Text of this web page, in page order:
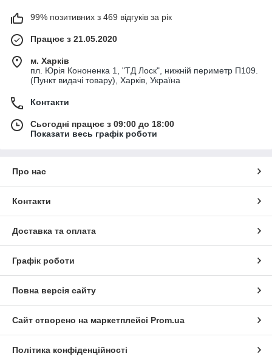
99% позитивних з 469 відгуків за рік
Працює з 21.05.2020
м. Харків
пл. Юрія Кононенка 1, "ТД Лоск", нижній периметр П109.
(Пункт видачі товару), Харків, Україна
Контакти
Сьогодні працює з 09:00 до 18:00
Показати весь графік роботи
Про нас
Контакти
Доставка та оплата
Графік роботи
Повна версія сайту
Сайт створено на маркетплейсі Prom.ua
Політика конфіденційності